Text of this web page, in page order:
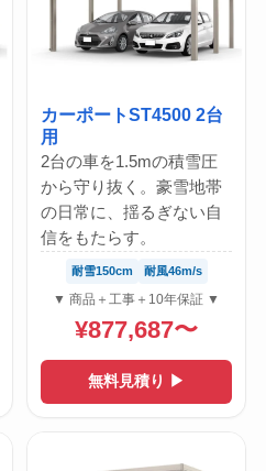
カーポートST4500 2台
用
2台の車を1.5mの積雪圧
から守り抜く。豪雪地帯
の日常に、揺るぎない自
信をもたらす。
耐雪150cm 耐風46m/s
▼ 商品＋工事＋10年保証 ▼
¥877,687〜
無料見積り ▶